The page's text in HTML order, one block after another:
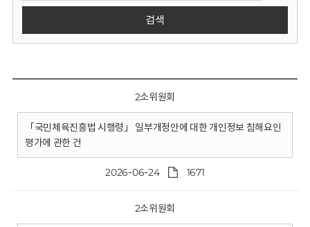
검색
2소위원회
「국민체육진흥법 시행령」 일부개정안에 대한 개인정보 침해요인
평가에 관한 건
2026-06-24 1671
2소위원회